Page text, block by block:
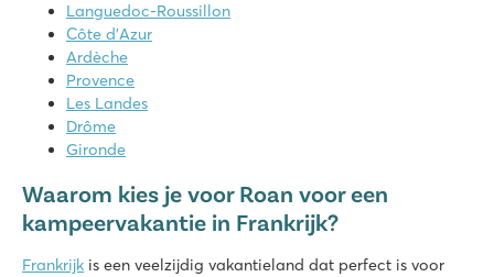
Les Sablines
Les Sablines
Frankrijk - Zuid-Frankrijk - Languedoc-Roussillon - Vendres Plage
★
Zwembadcomplex met glijbanen
Bezoek Waterpretpark Aqualand in Cap d’Agde
Languedoc-Roussillon
Côte d’Azur
Ardèche
Provence
Les Landes
Drôme
Gironde
Waarom kies je voor Roan voor een
kampeervakantie in Frankrijk?
Frankrijk is een veelzijdig vakantieland dat perfect is voor